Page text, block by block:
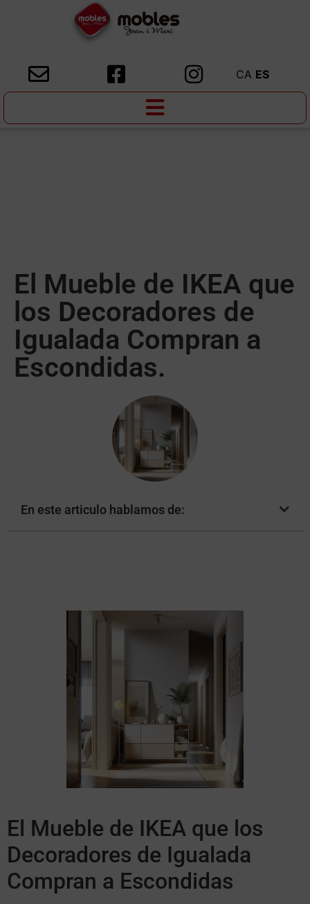
CA ES
El Mueble de IKEA que
los Decoradores de
Igualada Compran a
Escondidas.
En este articulo hablamos de:
El Mueble de IKEA que los
Decoradores de Igualada
Compran a Escondidas